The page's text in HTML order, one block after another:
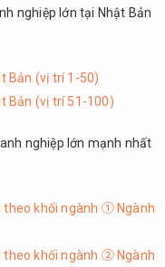
nghiệp lớn tại Nhật Bản
Bản (vị trí 1-50)
Bản (vị trí 51-100)
nghiệp lớn mạnh nhất
theo khối ngành ① Ngành
theo khối ngành ② Ngành